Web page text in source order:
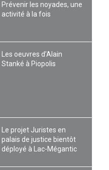
Prévenir les noyades, une
activité à la fois
Les oeuvres d’Alain
Stanké à Piopolis
Le projet Juristes en
palais de justice bientôt
déployé à Lac-Mégantic